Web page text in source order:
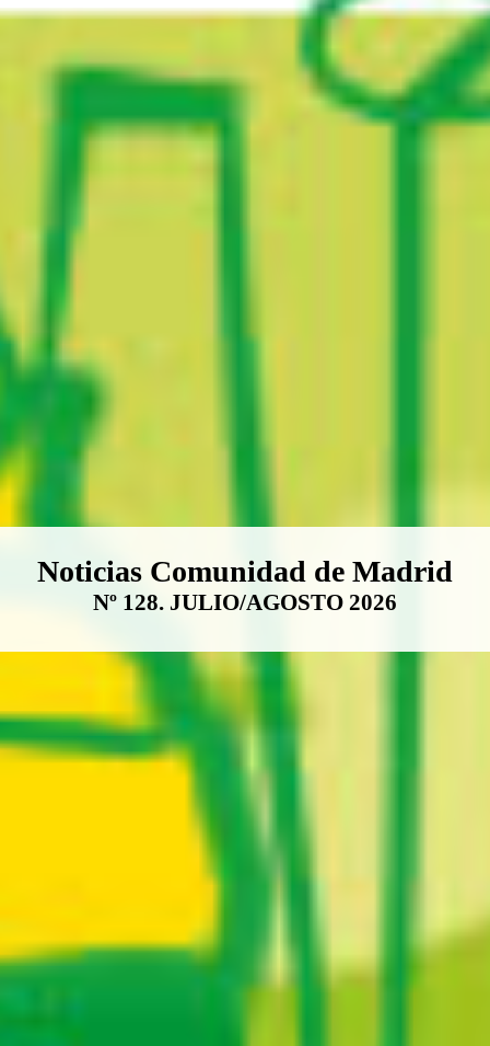
Boletín Noticias Comunidad de
Noticias Comunidad de Madrid
Nº 128. JULIO/AGOSTO 2026